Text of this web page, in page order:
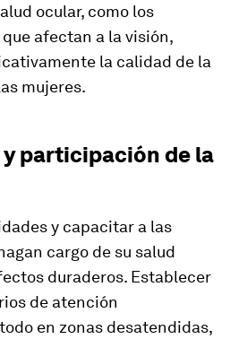
ocular, como los
afectan a la visión,
la calidad de la
mujeres.
participación de la
y capacitar a las
cargo de su salud
duraderos. Establecer
de atención
en zonas desatendidas,